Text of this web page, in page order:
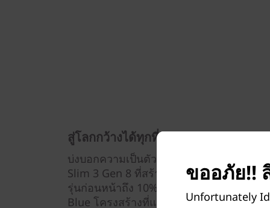
สู่โลกกว้างได้ทุกที่
บ่งบอกความเป็นตัวคุณไม่ว่าคุณจะเดินทาง
Slim 3 Gen 8 ที่สร้างขึ้นเพื่อความเบาและ
รุ่นก่อนหน้าถึง 10% มีให้เลือกในสี Arctic
Blue โครงสร้างที่แข็งแรงทนทานนี้ทนต่อ
ขออภัย!!
Unfortunately